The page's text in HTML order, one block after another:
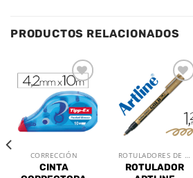
PRODUCTOS RELACIONADOS
Añadir
a la
lista de
deseos
CORRECCIÓN
CINTA
Añadir
lista de
deseos
ROTULADORES DE OFICINA
ROTULADOR